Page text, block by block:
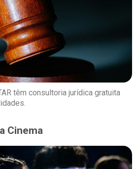
têm consultoria jurídica gratuita
Cinema